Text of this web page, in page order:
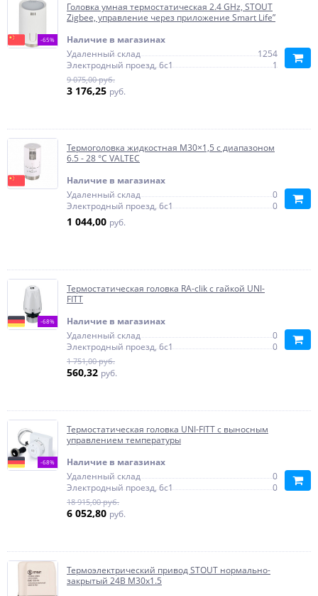
-65%
Головка умная термостатическая 2.4 GHz, STOUT
Zigbee, управление через приложение Smart Life”
Наличие в магазинах
Удаленный склад
1254
Электродный проезд, 6с1
1
9 075,00 руб.
3 176,25 руб.
Термоголовка жидкостная М30×1,5 с диапазоном
6.5 - 28 °C VALTEC
Наличие в магазинах
Удаленный склад
0
Электродный проезд, 6с1
0
1 044,00 руб.
-68%
Термостатическая головка RA-clik с гайкой UNI-
FITT
Наличие в магазинах
Удаленный склад
0
Электродный проезд, 6с1
0
1 751,00 руб.
560,32 руб.
-68%
Термостатическая головка UNI-FITT с выносным
управлением температуры
Наличие в магазинах
Удаленный склад
0
Электродный проезд, 6с1
0
18 915,00 руб.
6 052,80 руб.
Термоэлектрический привод STOUT нормально-
закрытый 24В M30x1.5